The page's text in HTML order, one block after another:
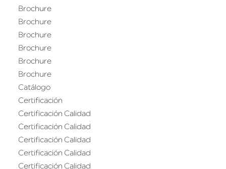
Brochure
Brochure
Brochure
Brochure
Brochure
Brochure
Catálogo
Certificación
Certificación Calidad
Certificación Calidad
Certificación Calidad
Certificación Calidad
Certificación Calidad